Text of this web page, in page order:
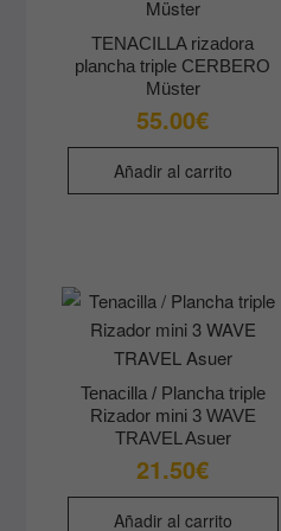
TENACILLA rizadora
plancha triple CERBERO
Müster
55.00€
Añadir al carrito
Tenacilla / Plancha triple
Rizador mini 3 WAVE
TRAVEL Asuer
21.50€
Añadir al carrito